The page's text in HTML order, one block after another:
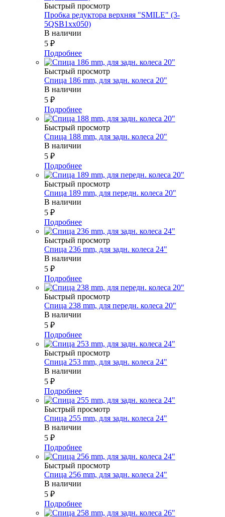
Быстрый просмотр
Пробка редуктора верхняя "SMILE" (3-
5QSB1xx050)
В наличии
5 ₽
Подробнее
Быстрый просмотр
Спица 186 mm, для задн. колеса 20"
В наличии
5 ₽
Подробнее
Быстрый просмотр
Спица 188 mm, для задн. колеса 20"
В наличии
5 ₽
Подробнее
Быстрый просмотр
Спица 189 mm, для передн. колеса 20"
В наличии
5 ₽
Подробнее
Быстрый просмотр
Спица 236 mm, для задн. колеса 24"
В наличии
5 ₽
Подробнее
Быстрый просмотр
Спица 238 mm, для передн. колеса 20"
В наличии
5 ₽
Подробнее
Быстрый просмотр
Спица 253 mm, для задн. колеса 24"
В наличии
5 ₽
Подробнее
Быстрый просмотр
Спица 255 mm, для задн. колеса 24"
В наличии
5 ₽
Подробнее
Быстрый просмотр
Спица 256 mm, для задн. колеса 24"
В наличии
5 ₽
Подробнее